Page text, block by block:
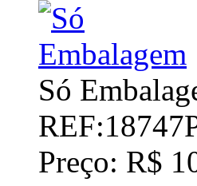
Só
Preço: R$